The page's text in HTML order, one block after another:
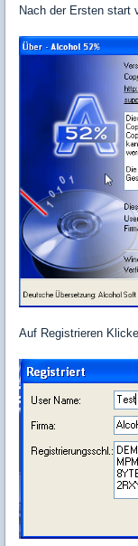
Nach der Ersten start
Auf Registrieren